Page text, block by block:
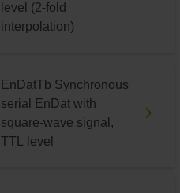
level (2-fold
interpolation)
EnDatTb Synchronous
serial EnDat with
square-wave signal,
TTL level